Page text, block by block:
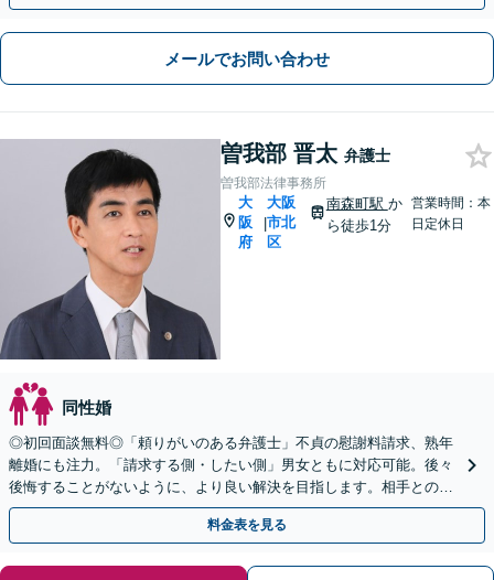
メールでお問い合わせ
曽我部 晋太 弁護士
曽我部法律事務所
大
阪
府
|
大阪
市北
区
南森町駅 か
ら徒歩1分
営業時間：本
日定休日
同性婚
◎初回面談無料◎「頼りがいのある弁護士」不貞の慰謝料請求、熟年
離婚にも注力。「請求する側・したい側」男女ともに対応可能。後々
後悔することがないように、より良い解決を目指します。相手との交
渉は安心してお任せください！【南森町駅1分】
料金表を見る